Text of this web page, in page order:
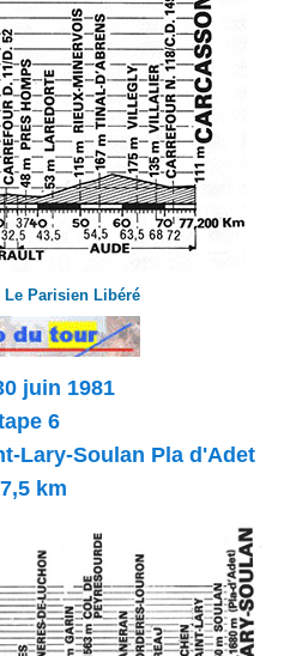
Parisien Libéré
juin 1981
6
Lary-Soulan Pla d'Adet
km